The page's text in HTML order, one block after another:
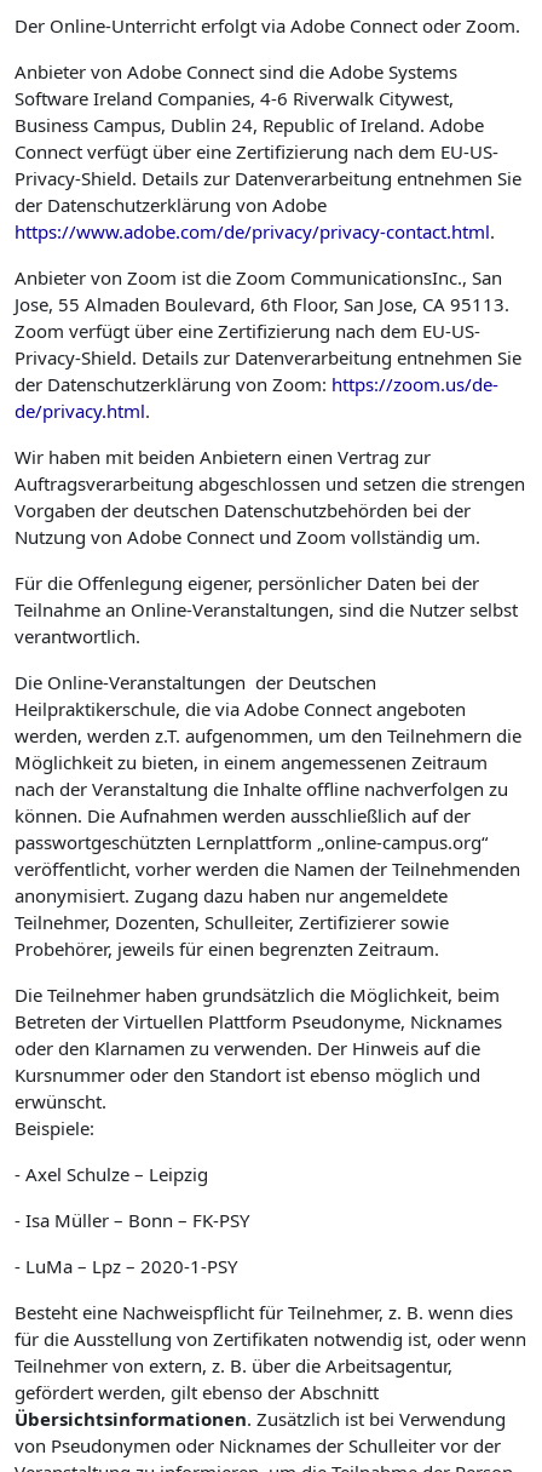
Der Online-Unterricht erfolgt via Adobe Connect oder Zoom.
Anbieter von Adobe Connect sind die Adobe Systems
Software Ireland Companies, 4-6 Riverwalk Citywest,
Business Campus, Dublin 24, Republic of Ireland. Adobe
Connect verfügt über eine Zertifizierung nach dem EU-US-
Privacy-Shield. Details zur Datenverarbeitung entnehmen Sie
der Datenschutzerklärung von Adobe
https://www.adobe.com/de/privacy/privacy-contact.html.
Anbieter von Zoom ist die Zoom CommunicationsInc., San
Jose, 55 Almaden Boulevard, 6th Floor, San Jose, CA 95113.
Zoom verfügt über eine Zertifizierung nach dem EU-US-
Privacy-Shield. Details zur Datenverarbeitung entnehmen Sie
der Datenschutzerklärung von Zoom: https://zoom.us/de-
de/privacy.html.
Wir haben mit beiden Anbietern einen Vertrag zur
Auftragsverarbeitung abgeschlossen und setzen die strengen
Vorgaben der deutschen Datenschutzbehörden bei der
Nutzung von Adobe Connect und Zoom vollständig um.
Für die Offenlegung eigener, persönlicher Daten bei der
Teilnahme an Online-Veranstaltungen, sind die Nutzer selbst
verantwortlich.
Die Online-Veranstaltungen der Deutschen
Heilpraktikerschule, die via Adobe Connect angeboten
werden, werden z.T. aufgenommen, um den Teilnehmern die
Möglichkeit zu bieten, in einem angemessenen Zeitraum
nach der Veranstaltung die Inhalte offline nachverfolgen zu
können. Die Aufnahmen werden ausschließlich auf der
passwortgeschützten Lernplattform „online-campus.org“
veröffentlicht, vorher werden die Namen der Teilnehmenden
anonymisiert. Zugang dazu haben nur angemeldete
Teilnehmer, Dozenten, Schulleiter, Zertifizierer sowie
Probehörer, jeweils für einen begrenzten Zeitraum.
Die Teilnehmer haben grundsätzlich die Möglichkeit, beim
Betreten der Virtuellen Plattform Pseudonyme, Nicknames
oder den Klarnamen zu verwenden. Der Hinweis auf die
Kursnummer oder den Standort ist ebenso möglich und
erwünscht.
Beispiele:
- Axel Schulze – Leipzig
- Isa Müller – Bonn – FK-PSY
- LuMa – Lpz – 2020-1-PSY
Besteht eine Nachweispflicht für Teilnehmer, z. B. wenn dies
für die Ausstellung von Zertifikaten notwendig ist, oder wenn
Teilnehmer von extern, z. B. über die Arbeitsagentur,
gefördert werden, gilt ebenso der Abschnitt
Übersichtsinformationen. Zusätzlich ist bei Verwendung
von Pseudonymen oder Nicknames der Schulleiter vor der